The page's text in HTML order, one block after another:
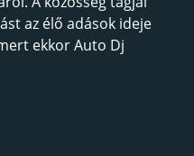
az élő adások ideje
ekkor Auto Dj